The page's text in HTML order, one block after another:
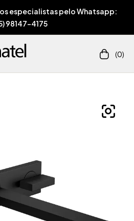
especialistas pelo Whatsapp:
98147-4175
(0)